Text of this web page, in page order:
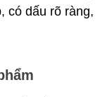
có dấu rõ ràng,